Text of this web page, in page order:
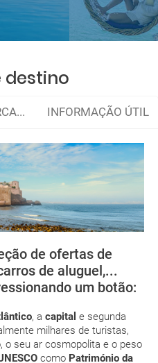
destino
INFORMAÇÃO ÚTIL
de ofertas de
de aluguel,...
um botão:
, a capital e segunda
milhares de turistas,
o seu ar cosmopolita e o peso
como Património da
Rabat
low cost